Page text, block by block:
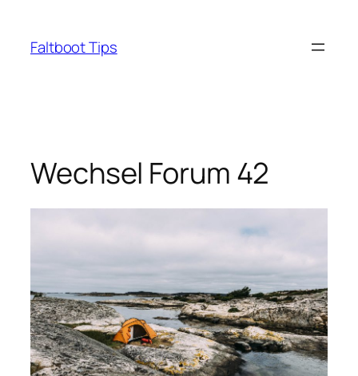
springen
Faltboot Tips
Wechsel Forum 42